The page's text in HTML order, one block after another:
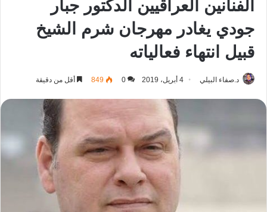
الفنانين العراقيين الدكتور جبار
جودي يغادر مهرجان شرم الشيخ
قبيل انتهاء فعالياته
د.صفاء البيلي 4 أبريل، 2019 0
849 أقل من دقيقة